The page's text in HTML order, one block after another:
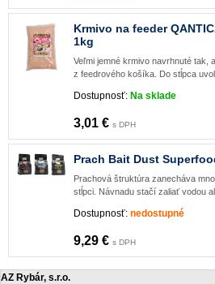
Krmivo na feeder
1kg
Veľmi jemné krmivo navrhnuté tak,
z feedrového košíka. Do stĺpca
Dostupnosť: Na sklade
3,01 € s DPH
Prach Bait Dust
Prachová štruktúra zanecháva
stĺpci. Návnadu stačí zaliať vodou
Dostupnosť: nedostupné
9,29 € s DPH
AZ Rybár, s.r.o.